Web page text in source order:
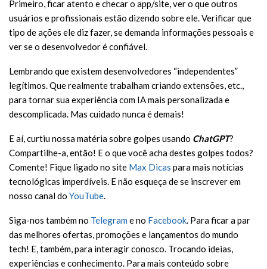
Primeiro, ficar atento e checar o app/site, ver o que outros
usuários e profissionais estão dizendo sobre ele. Verificar que
tipo de ações ele diz fazer, se demanda informações pessoais e
ver se o desenvolvedor é confiável.
Lembrando que existem desenvolvedores “independentes”
legítimos. Que realmente trabalham criando extensões, etc.,
para tornar sua experiência com IA mais personalizada e
descomplicada. Mas cuidado nunca é demais!
E aí, curtiu nossa matéria sobre golpes usando ChatGPT?
Compartilhe-a, então! E o que você acha destes golpes todos?
Comente! Fique ligado no site Max Dicas para mais notícias
tecnológicas imperdíveis. E não esqueça de se inscrever em
nosso canal do YouTube
Siga-nos também no Telegram e no Facebook . Para ficar a par
das melhores ofertas, promoções e lançamentos do mundo
tech! E, também, para interagir conosco. Trocando ideias,
experiências e conhecimento. Para mais conteúdo sobre